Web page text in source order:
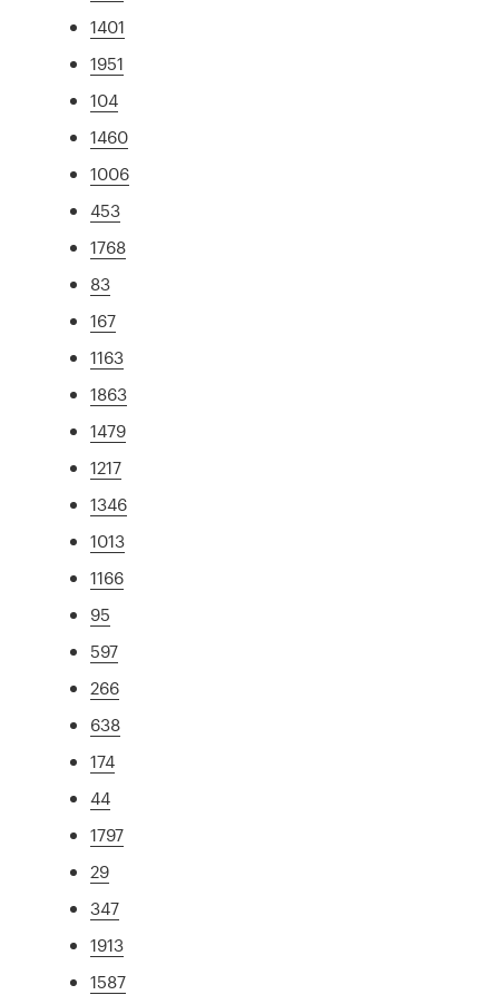
1401
1951
104
1460
1006
453
1768
83
167
1163
1863
1479
1217
1346
1013
1166
95
597
266
638
174
44
1797
29
347
1913
1587